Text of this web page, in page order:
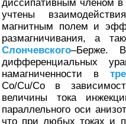
диссипативным членом
учтены
магнитным полем и
размагничивания, а
Слончевского–Берже.
дифференциальных
намагниченности в
Co/Cu/Co в
величины тока
параллельного оси
что при любых токах и